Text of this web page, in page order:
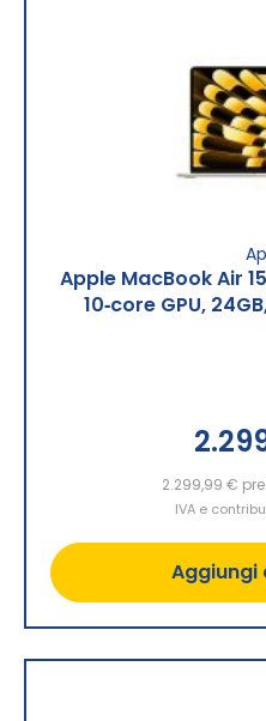
Apple MacBook Air
10‑core GPU,
2.299,99 €
IVA e
Aggiungi